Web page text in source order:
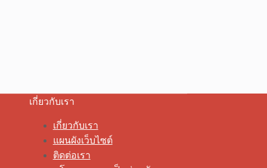
เกี่ยวกับเรา
เกี่ยวกับเรา
แผนผังเว็บไซต์
ติดต่อเรา